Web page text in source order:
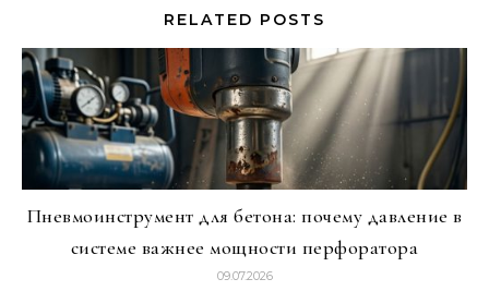
RELATED POSTS
Пневмоинструмент для бетона: почему давление в
системе важнее мощности перфоратора
09.07.2026